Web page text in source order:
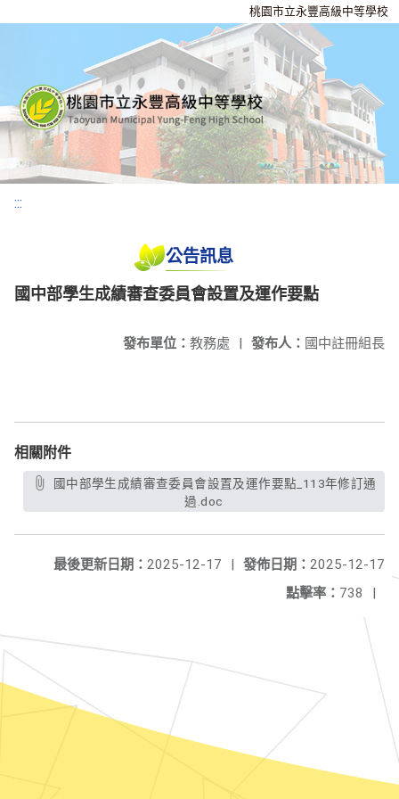
桃園市立永豐高級中等學校
:::
公告訊息
國中部學生成績審查委員會設置及運作要點
發布人： 國中註冊組長
發布單位： 教務處 |
相關附件
過.doc
發佈日期： 2025-12-17
最後更新日期： 2025-12-17
|
點擊率： 738 |